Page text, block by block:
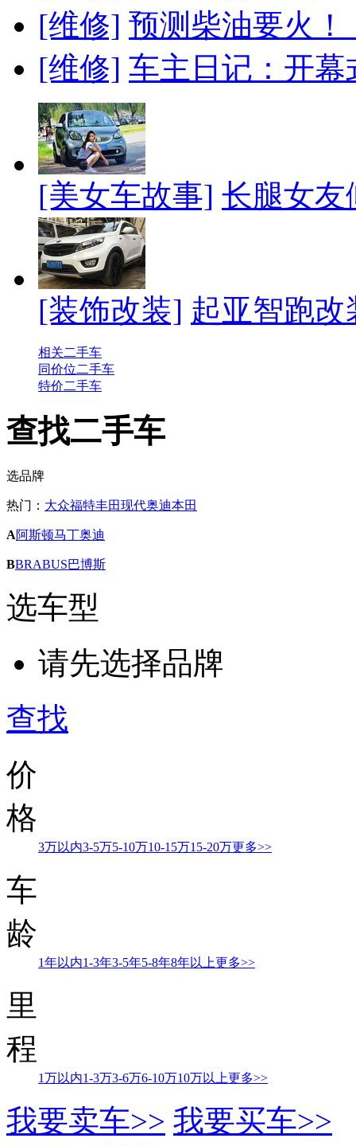
[维修] 预测柴油要火！
[维修] 车主日记：开
[美女车故事] 长腿女友
[装饰改装] 起亚智跑
相关二手车
同价位二手车
特价二手车
查找二手车
选品牌
热门： 大众福特丰田现代奥迪本田
A阿斯顿马丁奥迪
BBRABUS巴博斯
选车型
请先选择品牌
查找
价
格
3万以内3-5万5-10万10-15万15-20万更多>>
车
龄
1年以内1-3年3-5年5-8年8年以上更多>>
里
程
1万以内1-3万3-6万6-10万10万以上更多>>
我要卖车>> 我要买车>>